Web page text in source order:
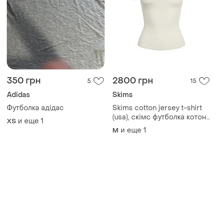
350 грн 5
Adidas
Футболка адідас
ХS и еще 1
2800 грн
Skims cotton jersey t-shirt